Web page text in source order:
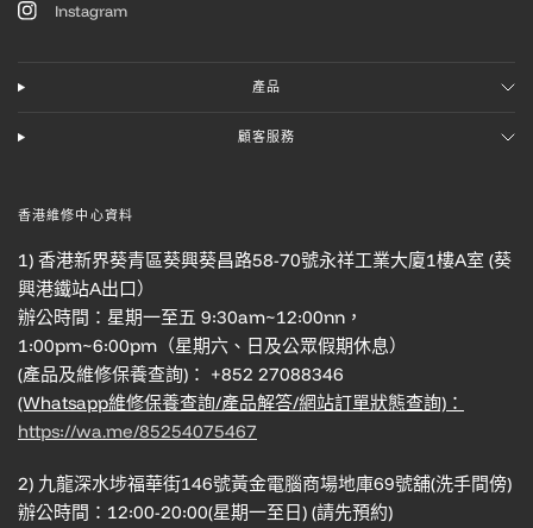
Instagram
產品
顧客服務
香港維修中心資料
1) 香港新界葵青區葵興葵昌路58-70號永祥工業大廈1樓A室 (葵
興港鐵站A出口）
辦公時間：星期一至五 9:30am~12:00nn，
1:00pm~6:00pm（星期六、日及公眾假期休息）
(產品及維修保養查詢)： +852 27088346
(Whatsapp維修保養查詢/產品解答/網站訂單狀態查詢)：
https://wa.me/85254075467
2) 九龍深水埗福華街146號黃金電腦商場地庫69號舖(洗手間傍)
辦公時間：12:00-20:00(星期一至日) (請先預約)